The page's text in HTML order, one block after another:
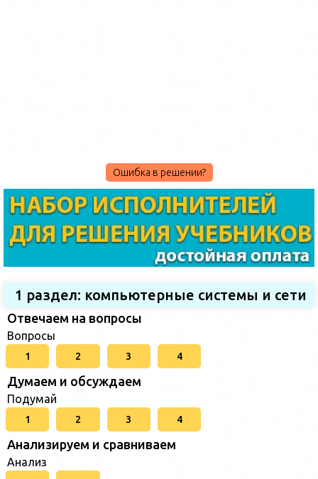
Ошибка в решении?
1 раздел: компьютерные системы и сети
Отвечаем на вопросы
Вопросы
1 2 3 4
Думаем и обсуждаем
Подумай
1 2 3 4
Анализируем и сравниваем
Анализ